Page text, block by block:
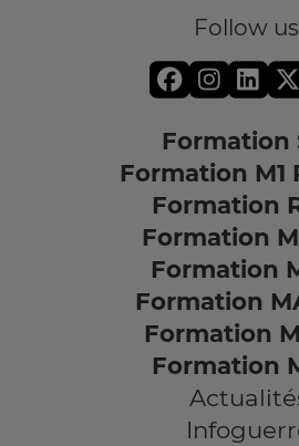
Follow
Formation
Formation M1
Formation
Formation
Formation
Formation
Formation
Formation